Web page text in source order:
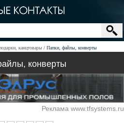
канцтовары Папки, файлы, конверты
конверты
Реклама www.tfsystems.ru